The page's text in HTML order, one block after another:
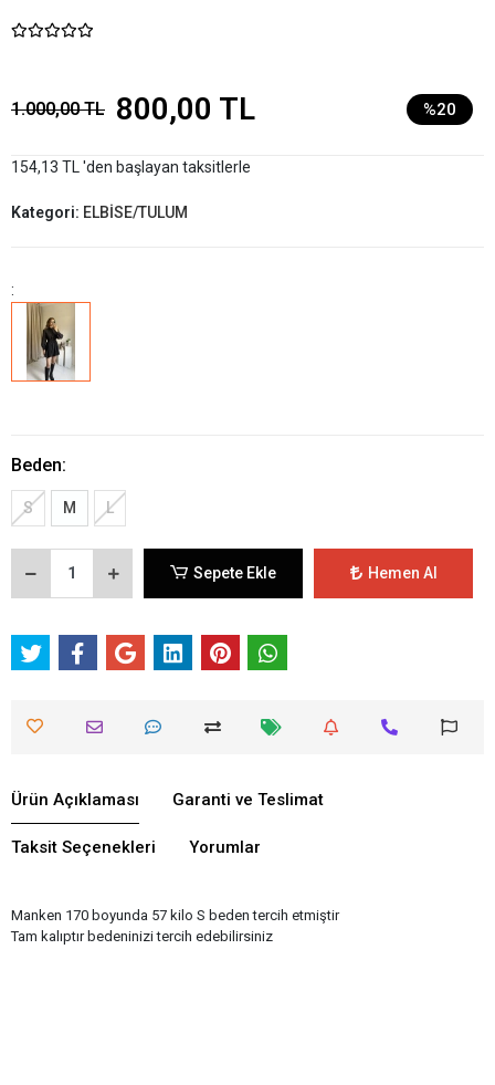
1.000,00 TL 800,00 TL %20
154,13 TL 'den başlayan taksitlerle
Kategori: ELBİSE/TULUM
:
Beden:
S M L
Sepete Ekle Hemen Al
Ürün Açıklaması Garanti ve Teslimat
Taksit Seçenekleri Yorumlar
Manken 170 boyunda 57 kilo S beden tercih etmiştir
Tam kalıptır bedeninizi tercih edebilirsiniz